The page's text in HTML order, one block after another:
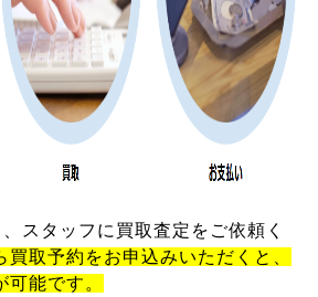
スタッフに買取査定をご依頼く
買取予約をお申込みいただくと、
能です。